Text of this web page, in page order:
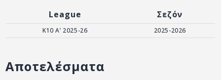
League Σεζόν
Κ10 Α’ 2025-26 2025-2026
Αποτελέσματα